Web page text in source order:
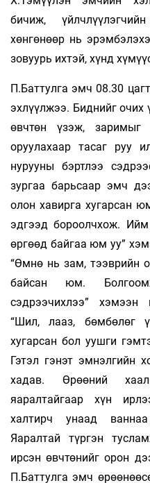
бичиж,
хөнгөнөөр нь
зовуурь ихтэй, хүнд
П.Баттулга эмч 08.30
эхлүүлжээ. Биднийг очих
өвчтөн үзэж,
оруулахаар тасаг руу
нурууны бэртлээ
зургаа барьсаар эмч
олон хавирга хугарсан
эдгээд бороолчхож.
өргөөд байгаа юм уу”
“Өмнө нь зам, тээврийн
байсан юм.
сэдрээчихлээ” хэмээн
“Шил, лааз, бөмбөлөг
хугарсан бол уушги
Гэтэл гэнэт эмнэлгийн
хадав. Өрөөний
яаралтайгаар хүн
халтирч унаад
Яаралтай түргэн
ирсэн өвчтөнийг орон
П.Баттулга эмч